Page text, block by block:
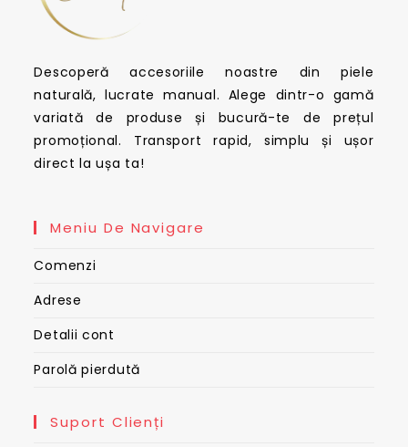
Descoperă accesoriile noastre din piele
naturală, lucrate manual. Alege dintr-o gamă
variată de produse și bucură-te de prețul
promoțional. Transport rapid, simplu și ușor
direct la ușa ta!
Meniu De Navigare
Comenzi
Adrese
Detalii cont
Parolă pierdută
Suport Clienți